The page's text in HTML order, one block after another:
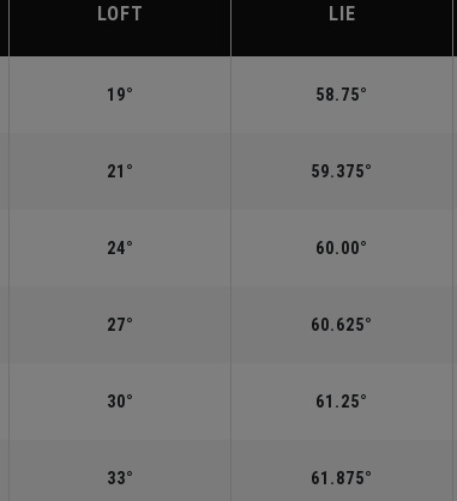
LOFT LIE
19° 58.75°
21° 59.375°
24° 60.00°
27° 60.625°
30° 61.25°
33° 61.875°